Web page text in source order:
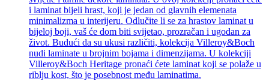
i laminat bijeli hrast, koji je jedan od glavnih elemenata
minimalizma u interijeru. Odlučite li se za hrastov laminat u
bijeloj boji, vaš će dom biti svijetao, prozračan i ugodan za
život. Budući da su ukusi različiti, kolekcija Villeroy&Boch
nudi laminate u brojnim bojama i dimenzijama. U kolekciji
Villeroy&Boch Heritage pronaći ćete laminat koji se polaže u
riblju kost, što je posebnost među laminatima.